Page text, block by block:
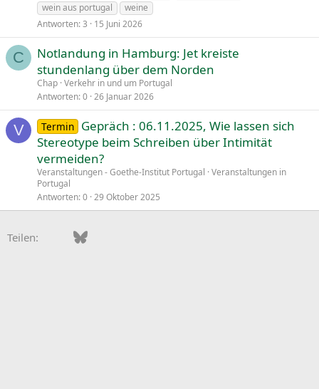
wein aus portugal
weine
Antworten 3 15 Juni 2026
C
Notlandung in Hamburg: Jet kreiste
stundenlang über dem Norden
Chap Verkehr in und um Portugal
Antworten 0 26 Januar 2026
V Termin Gepräch : 06.11.2025, Wie lassen sich
Stereotype beim Schreiben über Intimität
vermeiden?
Veranstaltungen - Goethe-Institut Portugal Veranstaltungen in
Portugal
Antworten 0 29 Oktober 2025
Teilen: FacebookBluesky